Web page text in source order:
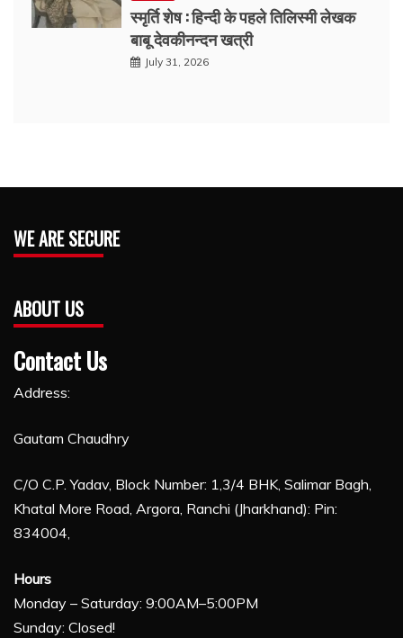
स्मृर्ति शेष : हिन्दी के पहले तिलिस्मी लेखक
बाबू देवकीनन्दन खत्री
July 31, 2026
WE ARE SECURE
ABOUT US
Contact Us
Address:
Gautam Chaudhry
C/O C.P. Yadav, Block Number: 1,3/4 BHK, Salimar Bagh,
Khatal More Road, Argora, Ranchi (Jharkhand): Pin:
834004,
Hours
Monday – Saturday: 9:00AM–5:00PM
Sunday: Closed!